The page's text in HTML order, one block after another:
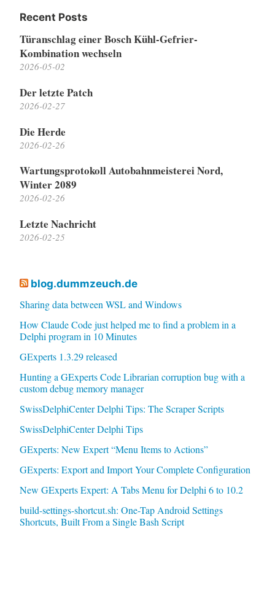
Recent Posts
Türanschlag einer Bosch Kühl-Gefrier-
Kombination wechseln
2026-05-02
Der letzte Patch
2026-02-27
Die Herde
2026-02-26
Wartungsprotokoll Autobahnmeisterei Nord,
Winter 2089
2026-02-26
Letzte Nachricht
2026-02-25
blog.dummzeuch.de
Sharing data between WSL and Windows
How Claude Code just helped me to find a problem in a
Delphi program in 10 Minutes
GExperts 1.3.29 released
Hunting a GExperts Code Librarian corruption bug with a
custom debug memory manager
SwissDelphiCenter Delphi Tips: The Scraper Scripts
SwissDelphiCenter Delphi Tips
GExperts: New Expert “Menu Items to Actions”
GExperts: Export and Import Your Complete Configuration
New GExperts Expert: A Tabs Menu for Delphi 6 to 10.2
build-settings-shortcut.sh: One-Tap Android Settings
Shortcuts, Built From a Single Bash Script